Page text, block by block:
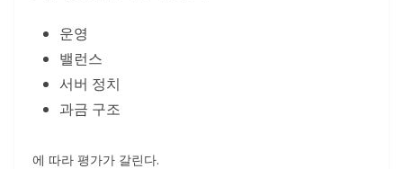
운영
밸런스
서버 정치
과금 구조
에 따라 평가가 갈린다.